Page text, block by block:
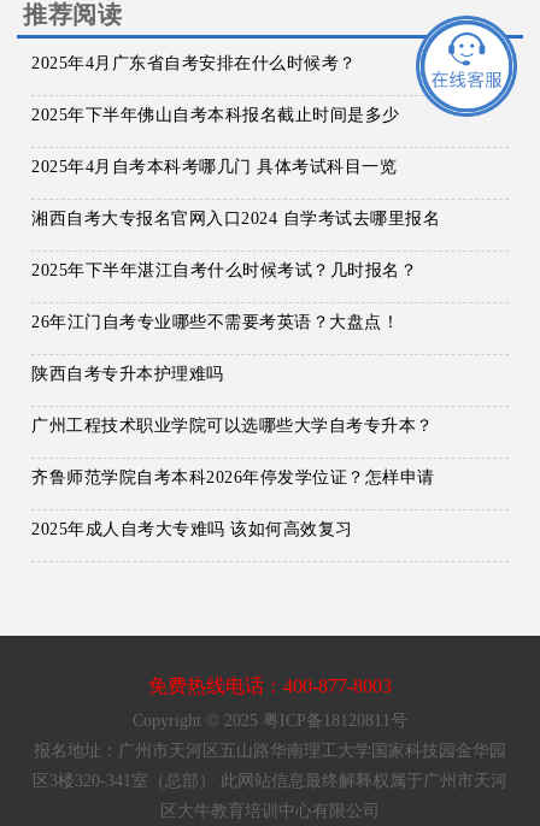
推荐阅读
2025年4月广东省自考安排在什么时候考？
2025年下半年佛山自考本科报名截止时间是多少
2025年4月自考本科考哪几门 具体考试科目一览
湘西自考大专报名官网入口2024 自学考试去哪里报名
2025年下半年湛江自考什么时候考试？几时报名？
26年江门自考专业哪些不需要考英语？大盘点！
陕西自考专升本护理难吗
广州工程技术职业学院可以选哪些大学自考专升本？
齐鲁师范学院自考本科2026年停发学位证？怎样申请
2025年成人自考大专难吗 该如何高效复习
免费热线电话：400-877-8003
Copyright © 2025 粤ICP备18120811号
报名地址：广州市天河区五山路华南理工大学国家科技园金华园
区3楼320-341室（总部） 此网站信息最终解释权属于广州市天河
区大牛教育培训中心有限公司